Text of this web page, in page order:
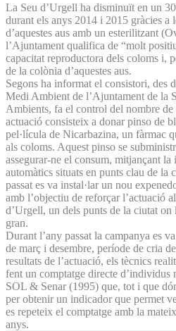
La Seu d’Urgell ha disminuït en un
durant els anys 2014 i 2015 gràcies a
d’aquestes aus amb un esterilitzant
l’Ajuntament qualifica de “molt
capacitat reproductora dels coloms i,
de la colònia d’aquestes aus.
Segons ha informat el consistori, des
Medi Ambient de l’Ajuntament de la
Ambients, fa el control del nombre
actuació consisteix a donar pinso de
pel·lícula de Nicarbazina, un fàrmac
als coloms. Aquest pinso se
assegurar-ne el consum, mitjançant la
automàtics situats en punts clau de la
passat es va instal·lar un nou
amb l’objectiu de reforçar l’actuació
d’Urgell, un dels punts de la ciutat on
gran.
Durant l’any passat la campanya es
de març i desembre, període de cria
resultats de l’actuació, els tècnics
fent un comptatge directe d’individus
SOL & Senar (1995) que, tot i que
per obtenir un indicador que permet
es repeteix el comptatge amb la
anys.